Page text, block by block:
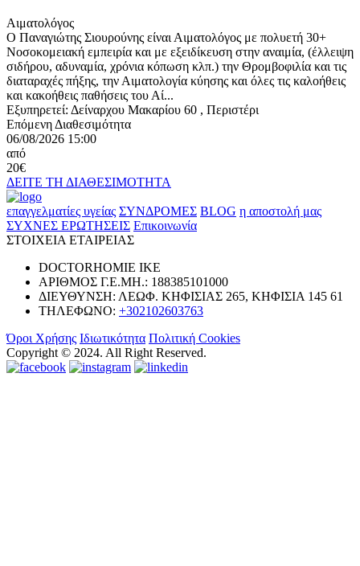
Αιματολόγος
Ο Παναγιώτης Σιουρούνης είναι Αιματολόγος με πολυετή 30+
Νοσοκομειακή εμπειρία και με εξειδίκευση στην αναιμία, (έλλειψη
σιδήρου, αδυναμία, χρόνια κόπωση κλπ.) την Θρομβοφιλία και τις
διαταραχές πήξης, την Αιματολογία κύησης και όλες τις καλοήθεις
και κακοήθεις παθήσεις του Αί...
Εξυπηρετεί: Δείναρχου Μακαρίου 60 , Περιστέρι
Επόμενη Διαθεσιμότητα
06/08/2026 15:00
από
20€
ΔΕΙΤΕ ΤΗ ΔΙΑΘΕΣΙΜΟΤΗΤΑ
επαγγελματίες υγείας ΣΥΝΔΡΟΜΕΣ BLOG η αποστολή μας
ΣΥΧΝΕΣ ΕΡΩΤΗΣΕΙΣ Επικοινωνία
ΣΤΟΙΧΕΙΑ ΕΤΑΙΡΕΙΑΣ
DOCTORHOMIE ΙΚΕ
ΑΡΙΘΜΟΣ Γ.Ε.ΜΗ.: 188385101000
ΔΙΕΥΘΥΝΣΗ: ΛΕΩΦ. ΚΗΦΙΣΙΑΣ 265, ΚΗΦΙΣΙΑ 145 61
ΤΗΛΕΦΩΝΟ: +302102603763
Όροι Χρήσης Ιδιωτικότητα Πολιτική Cookies
Copyright © 2024. All Right Reserved.